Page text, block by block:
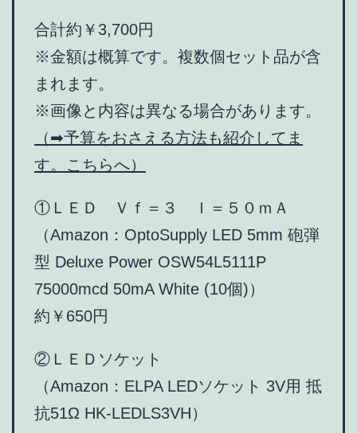
合計約￥3,700円
※金額は概算です。複数個セット品が含
まれます。
※画像と内容は異なる場合があります。
（➡予算をおさえる方法も紹介してま
す。こちらへ）
①ＬＥＤ Ｖｆ＝３ Ｉ＝５０ｍＡ
（Amazon：OptoSupply LED 5mm 砲弾
型 Deluxe Power OSW54L5111P
75000mcd 50mA White (10個)）
約￥650円
②ＬＥＤソケット
（Amazon：ELPA LEDソケット 3V用 抵
抗51Ω HK-LEDLS3VH）